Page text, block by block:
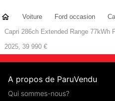
Voiture Ford occasion
Capri 286ch Extended Range 77kWh
2025, 39 990 €
A propos de ParuVendu
Qui sommes-nous?